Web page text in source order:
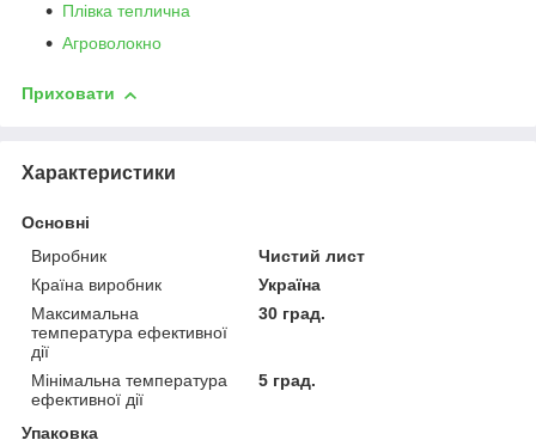
Плівка теплична
Агроволокно
Приховати
Характеристики
Основні
Виробник
Чистий лист
Країна виробник
Україна
Максимальна
температура ефективної
дії
30 град.
Мінімальна температура
ефективної дії
5 град.
Упаковка